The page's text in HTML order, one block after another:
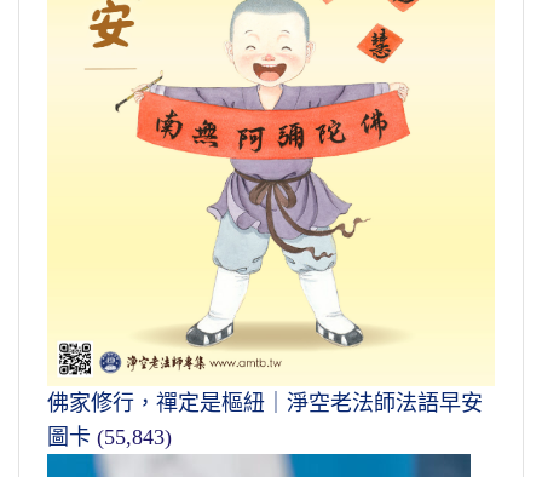
佛家修行，禪定是樞紐｜淨空老法師法語早安
圖卡 (55,843)